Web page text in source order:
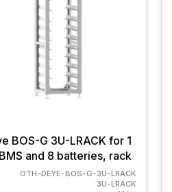
BOS-G 3U-LRACK for 1
and 8 batteries, rack
OTH-DEYE-BOS-G-3U-LRACK
3U-LRACK